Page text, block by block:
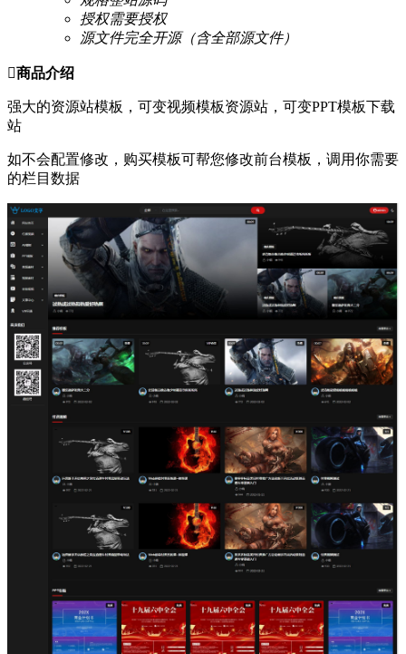
授权需要授权
源文件完全开源（含全部源文件）
商品介绍
强大的资源站模板，可变视频模板资源站，可变PPT模板下载
站
如不会配置修改，购买模板可帮您修改前台模板，调用你需要
的栏目数据